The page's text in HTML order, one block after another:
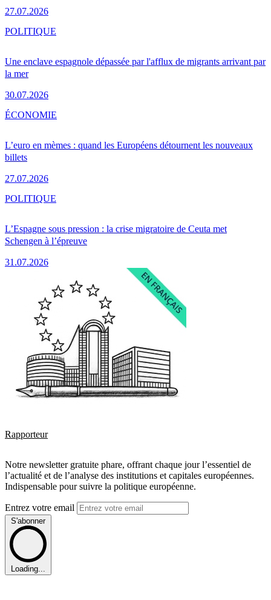
27.07.2026
Une enclave espagnole dépassée par l'afflux de migrants arrivant par
la mer
30.07.2026
POLITIQUE
L’euro en mèmes : quand les Européens détournent les nouveaux
billets
27.07.2026
ÉCONOMIE
L’Espagne sous pression : la crise migratoire de Ceuta met
Schengen à l’épreuve
31.07.2026
POLITIQUE
Rapporteur
Notre newsletter gratuite phare, offrant chaque jour l’essentiel de
l’actualité et de l’analyse des institutions et capitales européennes.
Indispensable pour suivre la politique européenne.
Entrez votre email
S'abonner
Loading...